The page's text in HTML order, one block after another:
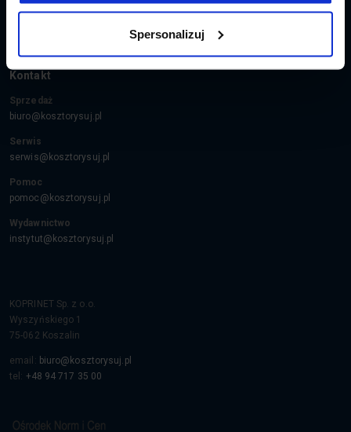
Spersonalizuj
Jesteśmy wydawcą katalogów nakładów rzeczowych KNR K z zakresu
Kontakt
Sprzedaż
biuro@kosztorysuj.pl
Serwis
serwis@kosztorysuj.pl
Pomoc
pomoc@kosztorysuj.pl
Wydawnictwo
instytut@kosztorysuj.pl
KOPRINET Sp. z o.o.
Wyszyńskiego 1
75-062 Koszalin
email: biuro@kosztorysuj.pl
tel: +48 94 717 35 00